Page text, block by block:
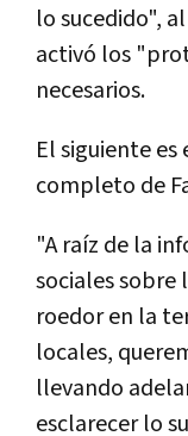
lo sucedido",
activó los
necesarios.
El siguiente
completo de
"A raíz de la
sociales sobre
roedor en la
locales,
llevando
esclarecer lo